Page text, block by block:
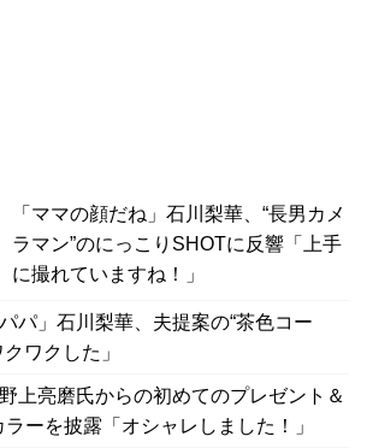
「ママの顔だね」石川梨華、“長男カメ
ラマン”のにっこりSHOTに反響「上手
に撮れていますね！」
パ」石川梨華、夫提案の“茶色コー
ワクした」
上亮磨氏からの初めてのプレゼント＆
ーを披露「オシャレしました！」